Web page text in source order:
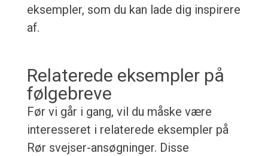
eksempler, som du kan lade dig inspirere
af.
Relaterede eksempler på
følgebreve
Før vi går i gang, vil du måske være
interesseret i relaterede eksempler på
Rør svejser-ansøgninger. Disse